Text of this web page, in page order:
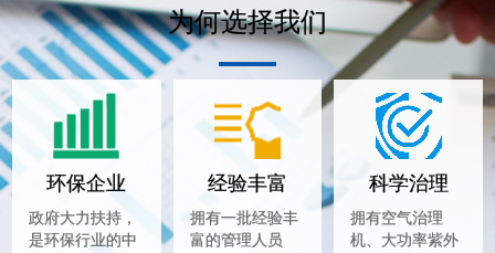
为何选择我们
环保企业
政府大力扶持，
是环保行业的中
经验丰富
拥有一批经验丰
富的管理人员
科学治理
拥有空气治理
机、大功率紫外